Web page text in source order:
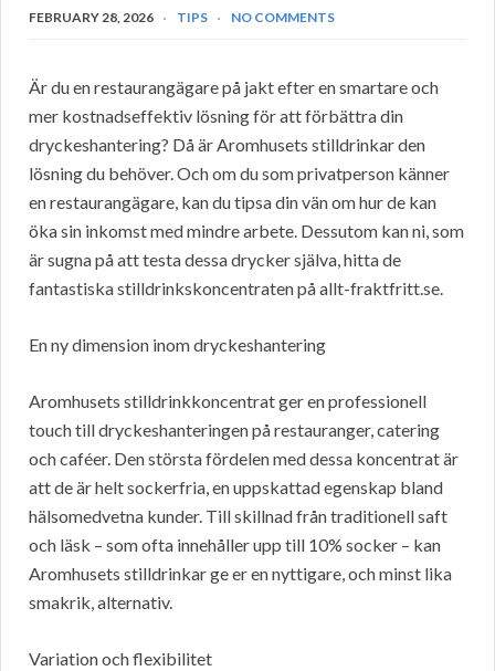
FEBRUARY 28, 2026 TIPS NO COMMENTS
Är du en restaurangägare på jakt efter en smartare och
mer kostnadseffektiv lösning för att förbättra din
dryckeshantering? Då är Aromhusets stilldrinkar den
lösning du behöver. Och om du som privatperson känner
en restaurangägare, kan du tipsa din vän om hur de kan
öka sin inkomst med mindre arbete. Dessutom kan ni, som
är sugna på att testa dessa drycker själva, hitta de
fantastiska stilldrinkskoncentraten på allt-fraktfritt.se.
En ny dimension inom dryckeshantering
Aromhusets stilldrinkkoncentrat ger en professionell
touch till dryckeshanteringen på restauranger, catering
och caféer. Den största fördelen med dessa koncentrat är
att de är helt sockerfria, en uppskattad egenskap bland
hälsomedvetna kunder. Till skillnad från traditionell saft
och läsk – som ofta innehåller upp till 10% socker – kan
Aromhusets stilldrinkar ge er en nyttigare, och minst lika
smakrik, alternativ.
Variation och flexibilitet